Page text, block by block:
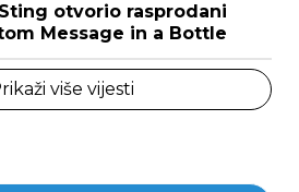
Sting otvorio rasprodani
Message in a Bottle
više vijesti